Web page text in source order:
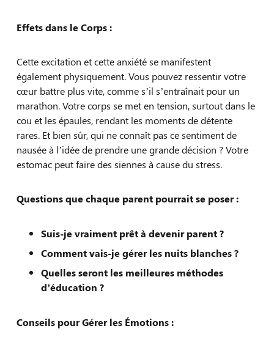
Effets dans le Corps :
Cette excitation et cette anxiété se manifestent
également physiquement. Vous pouvez ressentir votre
cœur battre plus vite, comme s’il s’entraînait pour un
marathon. Votre corps se met en tension, surtout dans le
cou et les épaules, rendant les moments de détente
rares. Et bien sûr, qui ne connaît pas ce sentiment de
nausée à l’idée de prendre une grande décision ? Votre
estomac peut faire des siennes à cause du stress.
Questions que chaque parent pourrait se poser :
Suis-je vraiment prêt à devenir parent ?
Comment vais-je gérer les nuits blanches ?
Quelles seront les meilleures méthodes
d’éducation ?
Conseils pour Gérer les Émotions :